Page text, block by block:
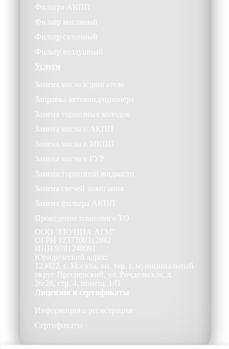
Фильтра АКПП
Фильтр масляный
Фильтр салонный
Фильтр воздушный
Услуги
Замена масла в двигателе
Заправка автокондиционера
Замена тормозных колодок
Замена масла в АКПП
Замена масла в МКПП
Замена масла в ГУР
Замена тормозной жидкости
Замена свечей зажигания
Замена фильтра АКПП
Проведение планового ТО
ООО "ГРУППА АГМ"
ОГРН
1237700312882
9701248091
Юридический адрес:
123022, г. Москва, вн. тер. г. муниципальный
округ Пресненский, ул. Рочдельская, д.
26/28, стр. 4, помещ. 1/П
Лицензии и сертификаты
Информация о регистрации
Сертификаты